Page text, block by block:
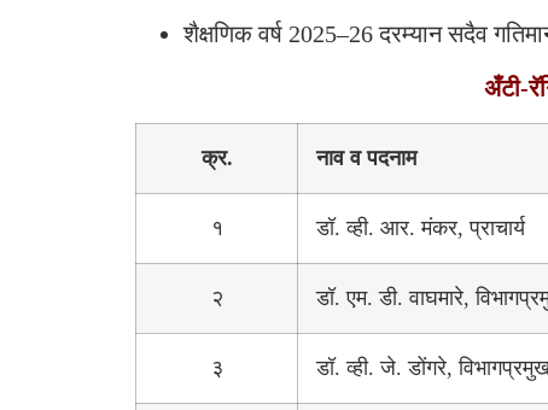
शैक्षणिक वर्ष 2025–26 दरम्यान सदैव
अँटी-
क्र. नाव व पदनाम
१ डॉ. व्ही. आर. मंकर, प्राचार्य
२ डॉ. एम. डी. वाघमारे,
३ डॉ. व्ही. जे. डोंगरे,